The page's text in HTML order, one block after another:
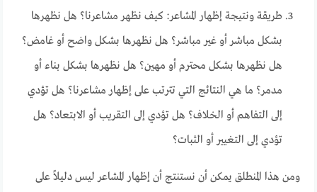
طريقة ونتيجة إظهار المشاعر: كيف نظهر مشاعرنا؟ هل نظهرها
بشكل مباشر أو غير مباشر؟ هل نظهرها بشكل واضح أو غامض؟
هل نظهرها بشكل محترم أو مهين؟ هل نظهرها بشكل بناء أو
مدمر؟ ما هي النتائج التي تترتب على إظهار مشاعرنا؟ هل تؤدي
إلى التفاهم أو الخلاف؟ هل تؤدي إلى التقريب أو الابتعاد؟ هل
تؤدي إلى التغيير أو الثبات؟
ومن هذا المنطلق يمكن أن نستنتج أن إظهار المشاعر ليس دليلاً على